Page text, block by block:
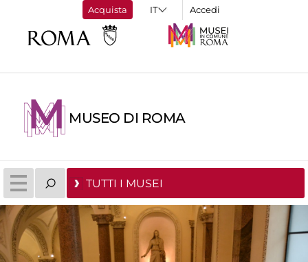
Acquista Accedi
MUSEO DI ROMA
TUTTI I MUSEI